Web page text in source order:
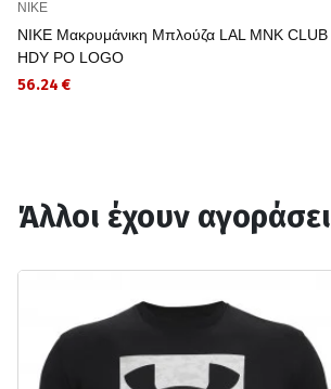
NIKE
NIKE Μακρυμάνικη Μπλούζα LAL MNK CLUB
HDY PO LOGO
56.24 €
Άλλοι έχουν αγοράσει